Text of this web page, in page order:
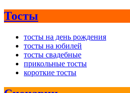
Тосты
тосты на день рождения
тосты на юбилей
тосты свадебные
прикольные тосты
короткие тосты